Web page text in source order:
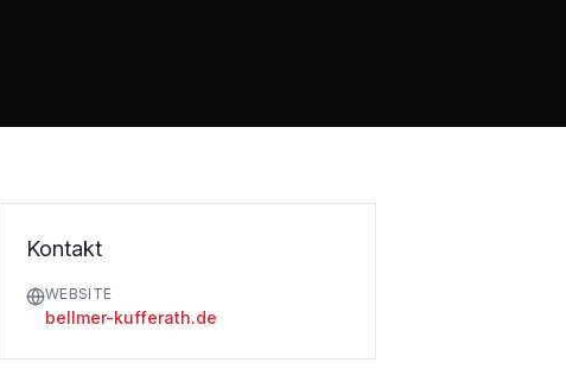
Kontakt
WEBSITE
bellmer-kufferath.de